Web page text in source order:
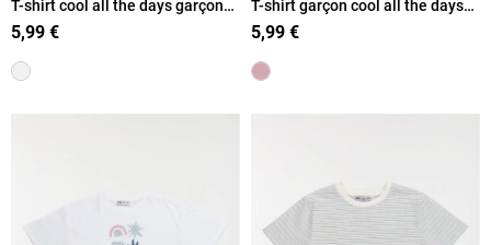
T-shirt cool all the days garçon
(3-12A)
5,99 €
T-shirt garçon cool all the days
(3-12A)
5,99 €